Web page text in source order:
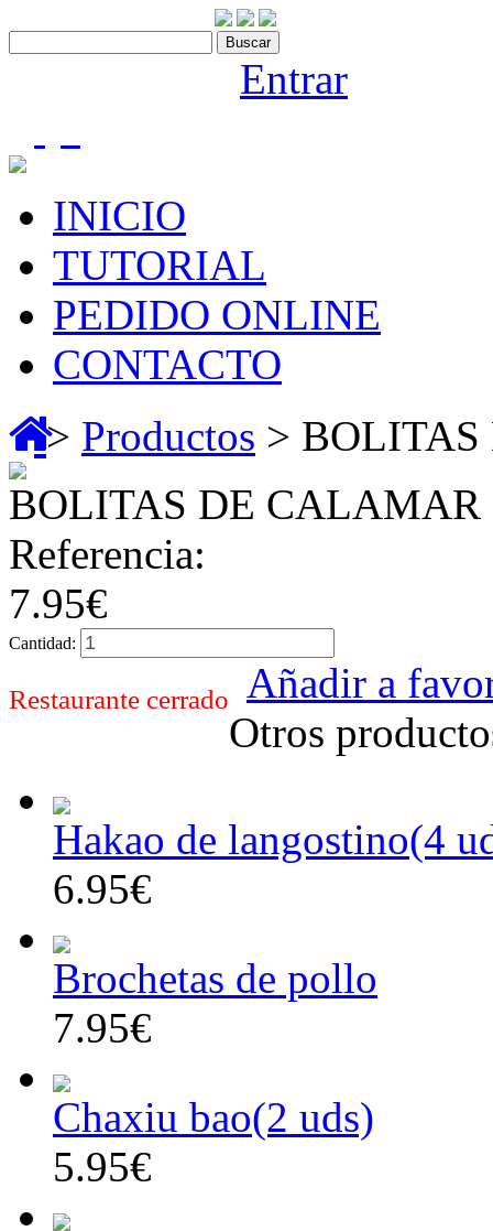
Entrar
INICIO
TUTORIAL
PEDIDO ONLINE
CONTACTO
> Productos >
BOLITAS DE CALAMAR
Referencia:
7.95€
Cantidad:
Restaurante cerrado
Añadir a
Otros
Hakao de langostino(4
6.95€
Brochetas de pollo
7.95€
Chaxiu bao(2 uds)
5.95€